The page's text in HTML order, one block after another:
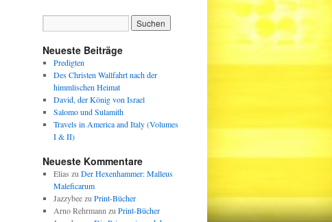
Neueste Beiträge
Predigten
Des Christen Wallfahrt nach der
himmlischen Heimat
David, der König von Israel
Salomo und Sulamith
Travels in America and Italy (Volumes
I & II)
Neueste Kommentare
Elias zu Der Hexenhammer: Malleus
Maleficarum
Jazzybeezu Print-Bücher
Arno Rehrmann zu Print-Bücher